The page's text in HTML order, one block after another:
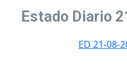
Estado Diario
ED 21-08-